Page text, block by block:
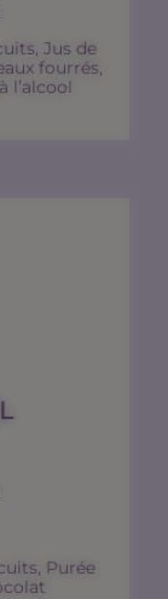
Jus de
fourrés,
l’alcool
Purée